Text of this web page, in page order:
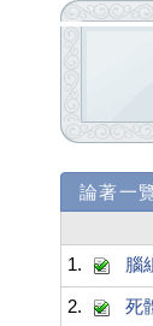
論著一
1.
腦
2. 死